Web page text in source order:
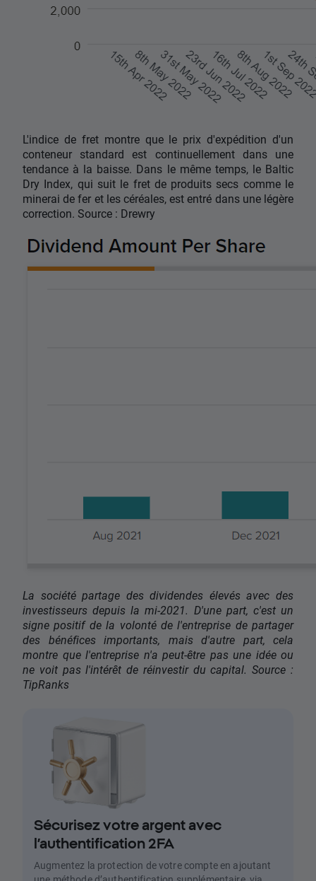
L'indice de fret montre que le prix d'expédition d'un
conteneur standard est continuellement dans une
tendance à la baisse. Dans le même temps, le Baltic
Dry Index, qui suit le fret de produits secs comme le
minerai de fer et les céréales, est entré dans une légère
correction. Source : Drewry
La société partage des dividendes élevés avec des
investisseurs depuis la mi-2021. D'une part, c'est un
signe positif de la volonté de l'entreprise de partager
des bénéfices importants, mais d'autre part, cela
montre que l'entreprise n'a peut-être pas une idée ou
ne voit pas l'intérêt de réinvestir du capital. Source :
TipRanks
Sécurisez votre argent avec
l’authentification 2FA
Augmentez la protection de votre compte en ajoutant